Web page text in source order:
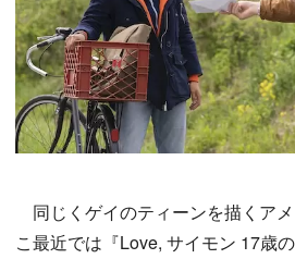
同じくゲイのティーンを描くア
こ最近では『Love, サイモン 17歳